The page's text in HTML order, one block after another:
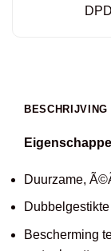
DPD
BESCHRIJVING
Duurzame,
Bescherming